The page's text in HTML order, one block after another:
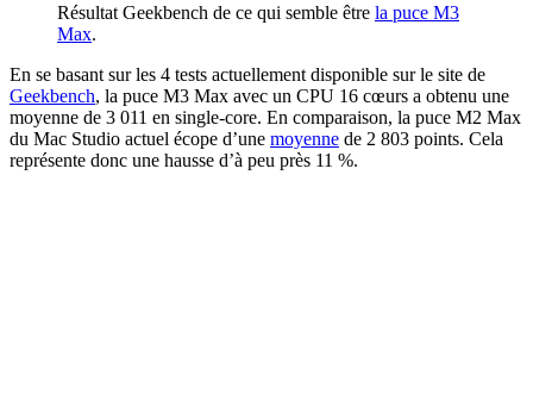
Résultat Geekbench de ce qui semble être la puce M3
Max.
En se basant sur les 4 tests actuellement disponible sur le site de
Geekbench, la puce M3 Max avec un CPU 16 cœurs a obtenu une
moyenne de 3 011 en single-core. En comparaison, la puce M2 Max
du Mac Studio actuel écope d’une moyenne de 2 803 points. Cela
représente donc une hausse d’à peu près 11 %.